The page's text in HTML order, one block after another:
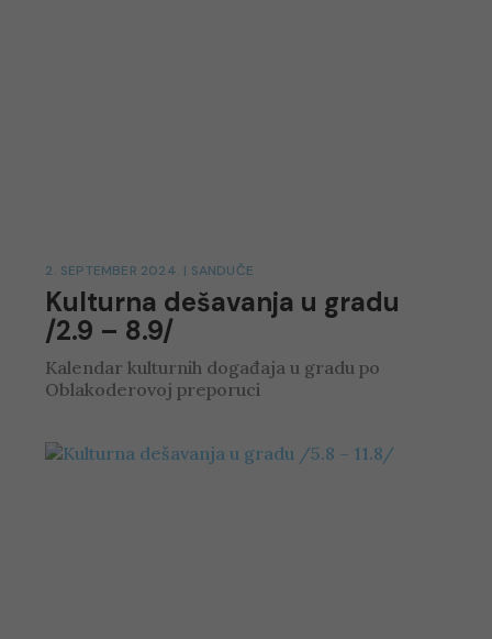
Kulturna dešavanja u gradu
/2.9 – 8.9/
2. SEPTEMBER 2024. | SANDUČE
Kalendar kulturnih događaja u gradu po
Oblakoderovoj preporuci